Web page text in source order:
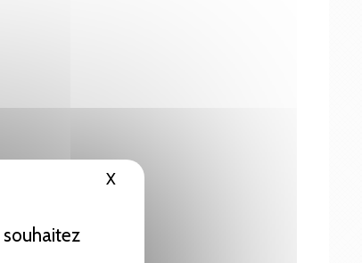
X Masquer le bandeau des cookies